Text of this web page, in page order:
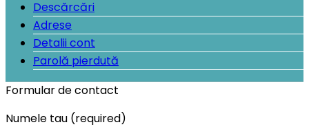
Descărcări
Adrese
Detalii cont
Parolă pierdută
Formular de contact
Numele tau (required)